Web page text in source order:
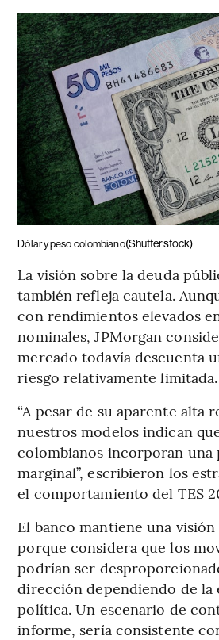
Dólar y peso colombiano(Shutterstock)
La visión sobre la deuda
también refleja cautela.
con rendimientos elevados
nominales, JPMorgan
mercado todavía descuenta
riesgo relativamente limitada.
“A pesar de su aparente alta
nuestros modelos indican
colombianos incorporan una
marginal”, escribieron los
el comportamiento del TES
El banco mantiene una
porque considera que los
podrían ser
dirección dependiendo de la
política. Un escenario de
informe, sería consistente